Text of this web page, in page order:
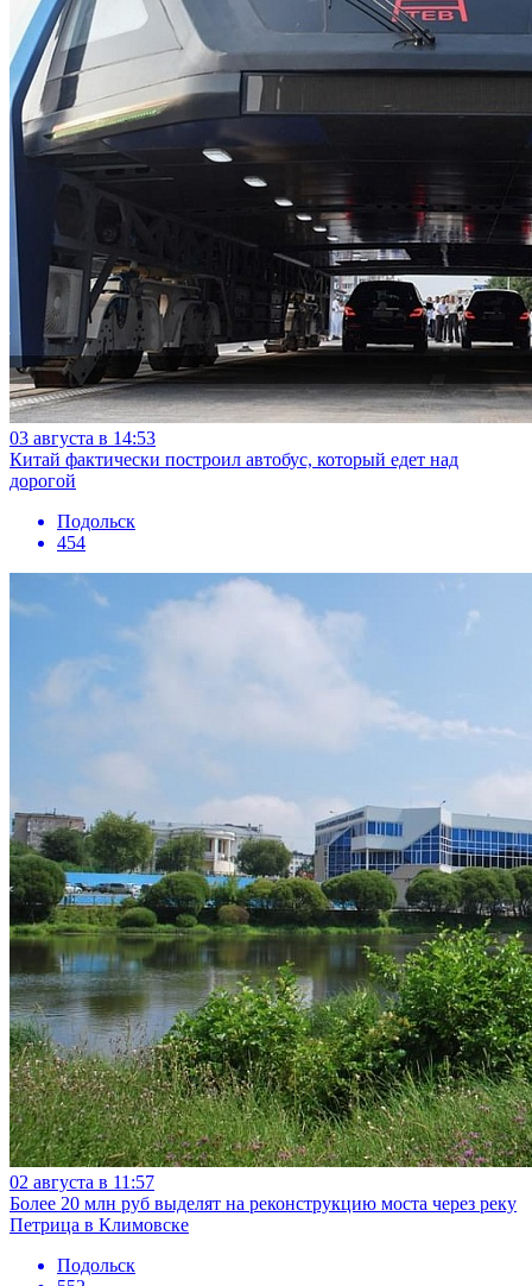
03 августа в 14:53
Китай фактически построил автобус, который едет над
дорогой
Подольск
454
02 августа в 11:57
Более 20 млн руб выделят на реконструкцию моста через реку
Петрица в Климовске
Подольск